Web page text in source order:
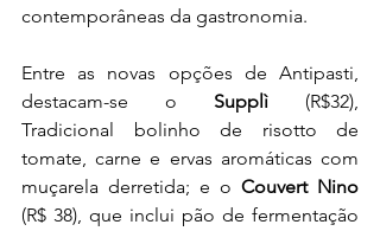
contemporâneas da gastronomia.
Entre as novas opções de Antipasti,
destacam-se o Supplì (R$32),
Tradicional bolinho de risotto de
tomate, carne e ervas aromáticas com
muçarela derretida; e o Couvert Nino
(R$ 38), que inclui pão de fermentação